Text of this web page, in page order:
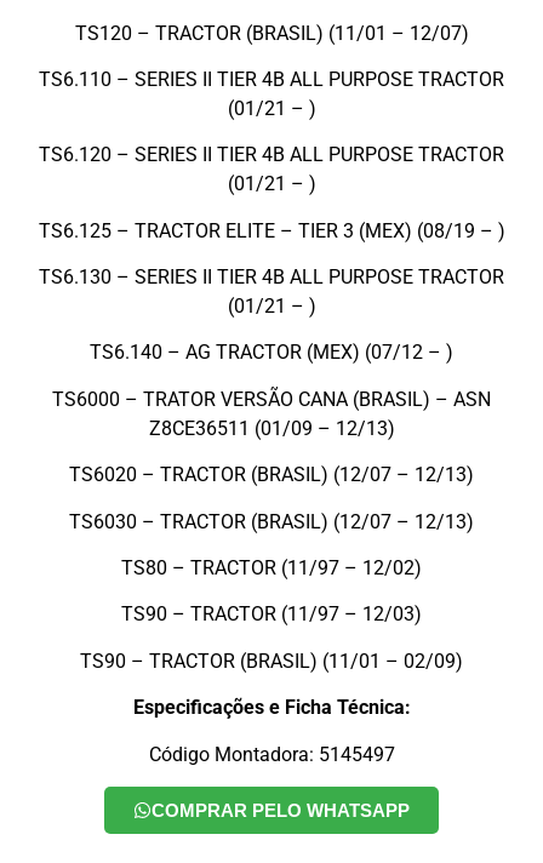
TS120 – TRACTOR (BRASIL) (11/01 – 12/07)
TS6.110 – SERIES II TIER 4B ALL PURPOSE TRACTOR
(01/21 – )
TS6.120 – SERIES II TIER 4B ALL PURPOSE TRACTOR
(01/21 – )
TS6.125 – TRACTOR ELITE – TIER 3 (MEX) (08/19 – )
TS6.130 – SERIES II TIER 4B ALL PURPOSE TRACTOR
(01/21 – )
TS6.140 – AG TRACTOR (MEX) (07/12 – )
TS6000 – TRATOR VERSÃO CANA (BRASIL) – ASN
Z8CE36511 (01/09 – 12/13)
TS6020 – TRACTOR (BRASIL) (12/07 – 12/13)
TS6030 – TRACTOR (BRASIL) (12/07 – 12/13)
TS80 – TRACTOR (11/97 – 12/02)
TS90 – TRACTOR (11/97 – 12/03)
TS90 – TRACTOR (BRASIL) (11/01 – 02/09)
Especificações e Ficha Técnica:
Código Montadora: 5145497
COMPRAR PELO WHATSAPP